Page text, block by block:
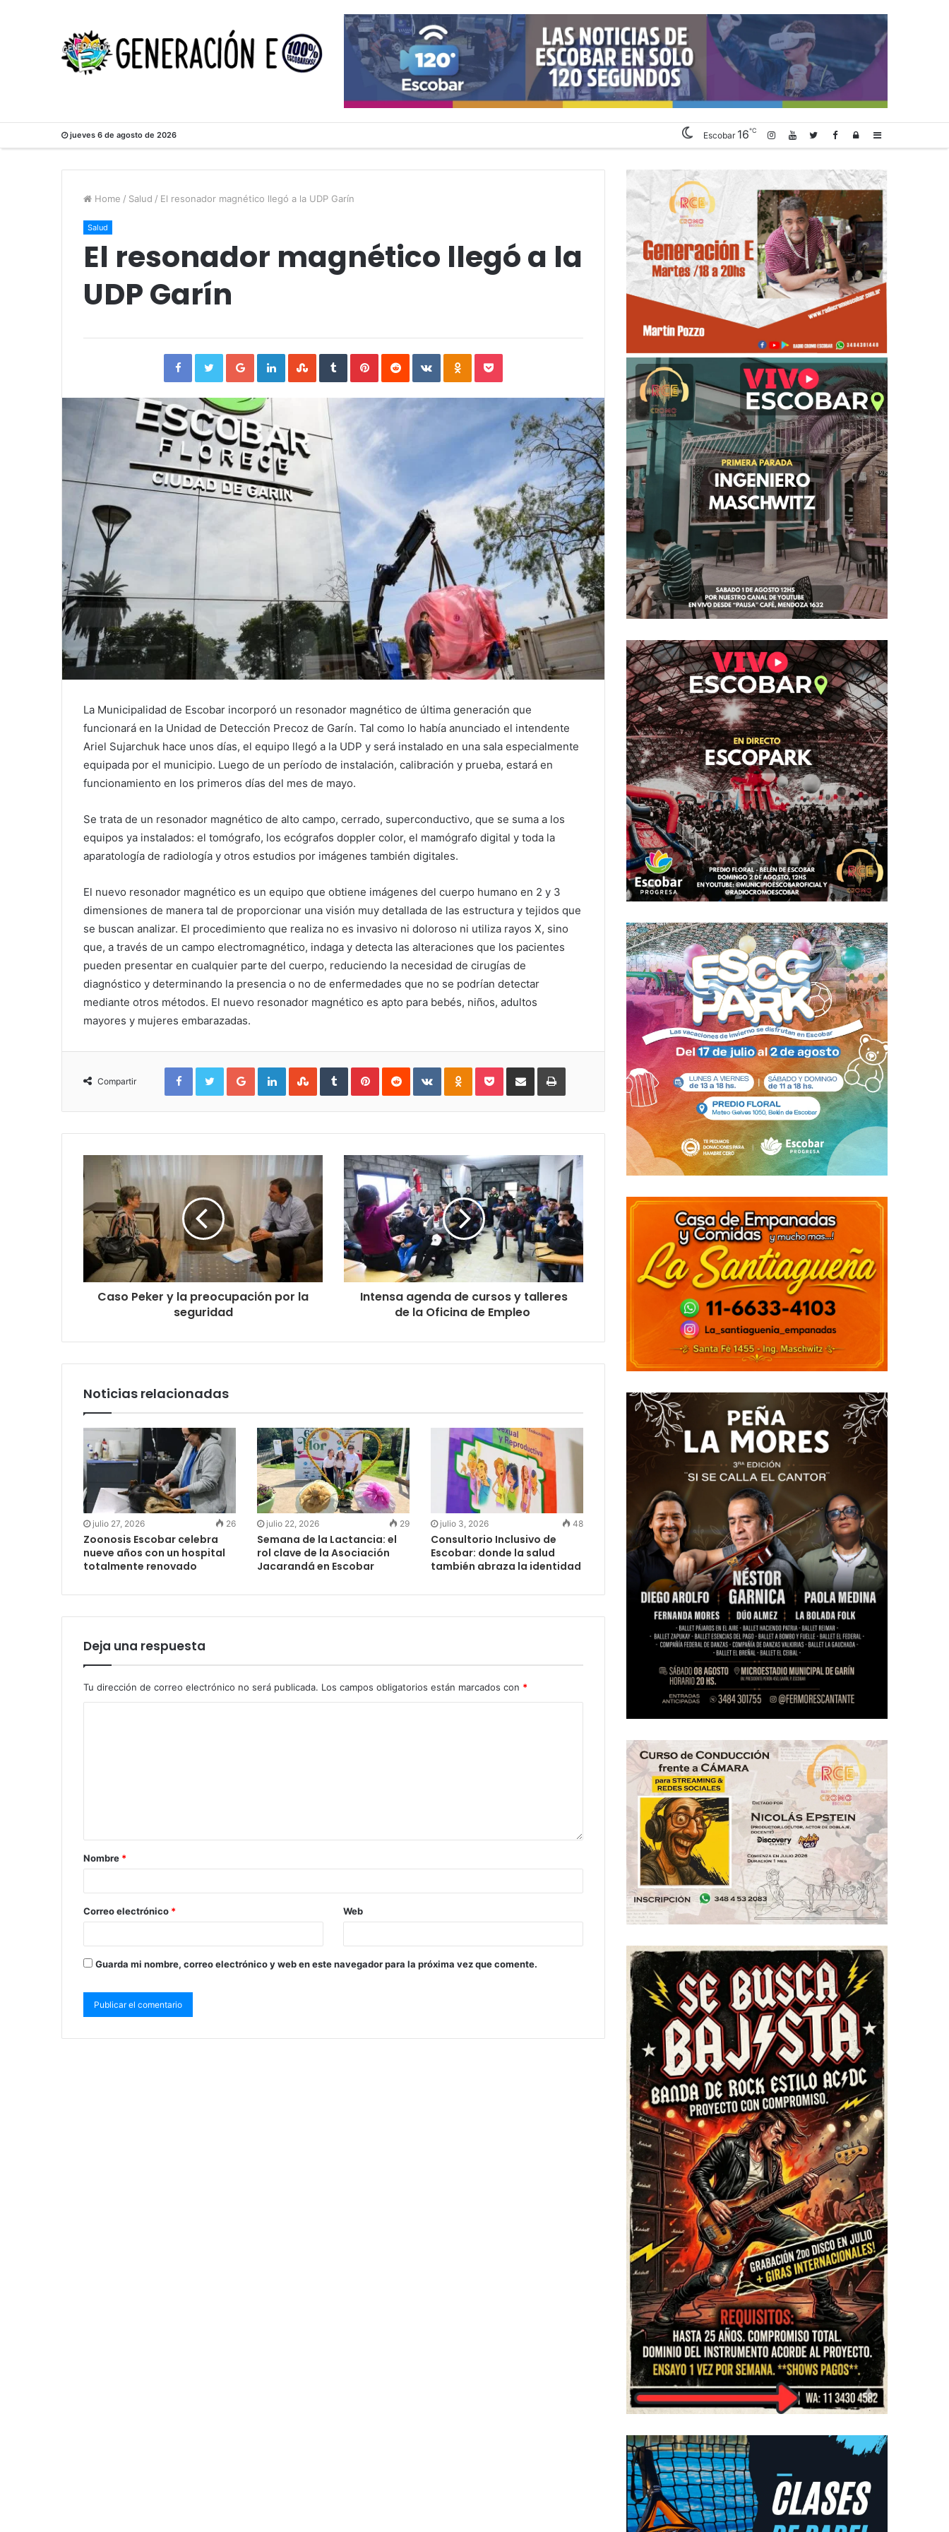
jueves 6 de agosto de 2026 Sidebar
Log
Escobar 16℃
Home / Salud / El resonador magnético llegó a la UDP Garín
Salud
El resonador magnético llegó a la
UDP Garín
FacebookTwitterGoogle+LinkedInStumbleUpon
TumblrPinterestReddit VKontakteOdnoklassniki
Pocket
La Municipalidad de Escobar incorporó un resonador magnético de última generación que
funcionará en la Unidad de Detección Precoz de Garín. Tal como lo había anunciado el intendente
Ariel Sujarchuk hace unos días, el equipo llegó a la UDP y será instalado en una sala especialmente
equipada por el municipio. Luego de un período de instalación, calibración y prueba, estará en
funcionamiento en los primeros días del mes de mayo.
Se trata de un resonador magnético de alto campo, cerrado, superconductivo, que se suma a los
equipos ya instalados: el tomógrafo, los ecógrafos doppler color, el mamógrafo digital y toda la
aparatología de radiología y otros estudios por imágenes también digitales.
El nuevo resonador magnético es un equipo que obtiene imágenes del cuerpo humano en 2 y 3
dimensiones de manera tal de proporcionar una visión muy detallada de las estructura y tejidos que
se buscan analizar. El procedimiento que realiza no es invasivo ni doloroso ni utiliza rayos X, sino
que, a través de un campo electromagnético, indaga y detecta las alteraciones que los pacientes
pueden presentar en cualquier parte del cuerpo, reduciendo la necesidad de cirugías de
diagnóstico y determinando la presencia o no de enfermedades que no se podrían detectar
mediante otros métodos. El nuevo resonador magnético es apto para bebés, niños, adultos
mayores y mujeres embarazadas.
Compartir
FacebookTwitterGoogle+LinkedInStumbleUpon
TumblrPinterestReddit VKontakteOdnoklassniki
PocketShare
Email
Print
Caso Peker y la preocupación por la
seguridad
Intensa agenda de cursos y talleres
de la Oficina de Empleo
Noticias relacionadas
julio 27, 2026 26
Zoonosis Escobar celebra
nueve años con un hospital
totalmente renovado
julio 22, 2026 29
Semana de la Lactancia: el
rol clave de la Asociación
Jacarandá en Escobar
julio 3, 2026 48
Consultorio Inclusivo de
Escobar: donde la salud
también abraza la identidad
Deja una respuesta
Tu dirección de correo electrónico no será publicada. Los campos obligatorios están marcados con *
Nombre *
Correo electrónico * Web
Guarda mi nombre, correo electrónico y web en este navegador para la próxima vez que comente.